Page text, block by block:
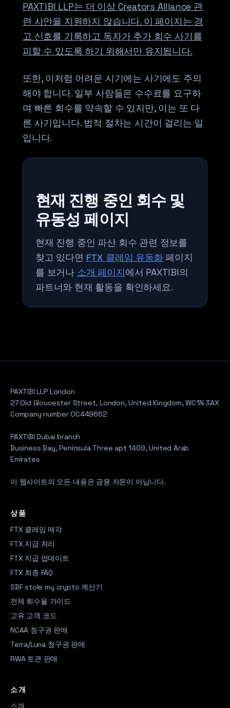
PAXTIBI LLP는 더 이상 Creators Alliance 관
련 사안을 지원하지 않습니다. 이 페이지는 경
고 신호를 기록하고 독자가 추가 회수 사기를
피할 수 있도록 하기 위해서만 유지됩니다.
또한, 이처럼 어려운 시기에는 사기에도 주의
해야 합니다. 일부 사람들은 수수료를 요구하
며 빠른 회수를 약속할 수 있지만, 이는 또 다
른 사기입니다. 법적 절차는 시간이 걸리는 일
입니다.
현재 진행 중인 회수 및
유동성 페이지
현재 진행 중인 파산 회수 관련 정보를
찾고 있다면 FTX 클레임 유동화페이지
를 보거나 소개 페이지에서 PAXTIBI의
파트너와 현재 활동을 확인하세요.
PAXTIBI LLP London
27 Old Gloucester Street, London, United Kingdom, WC1N 3AX
Company number OC449662
PAXTIBI Dubai branch
Business Bay, Peninsula Three apt 1409, United Arab
Emirates
이 웹사이트의 모든 내용은 금융 자문이 아닙니다.
상품
FTX 클레임 매각
FTX 지급 처리
FTX 지급 업데이트
FTX 최종 FAQ
SBF stole my crypto 계산기
전체 회수율 가이드
고유 고객 코드
NCAA 청구권 판매
Terra/Luna 청구권 판매
RWA 토큰 판매
소개
소개